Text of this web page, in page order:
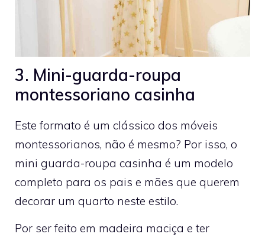
3. Mini-guarda-roupa
montessoriano casinha
Este formato é um clássico dos móveis
montessorianos, não é mesmo? Por isso, o
mini guarda-roupa casinha é um modelo
completo para os pais e mães que querem
decorar um quarto neste estilo.
Por ser feito em madeira maciça e ter